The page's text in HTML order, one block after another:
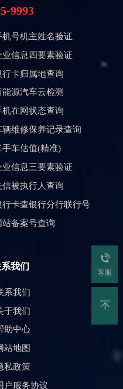
9993
机号机主姓名验证
业信息四要素验证
行卡归属地查询
能源汽车云检测
机在网状态查询
辆维修保养记录查询
手车估值(精准)
业信息三要素验证
信被执行人查询
行卡查银行分行联行号
站备案号查询
我们
系我们
于我们
助中心
站地图
私政策
户服务协议
客服